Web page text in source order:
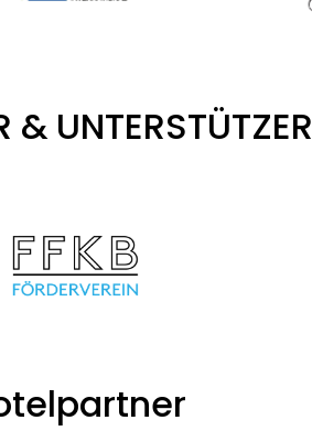
& UNTERSTÜTZER